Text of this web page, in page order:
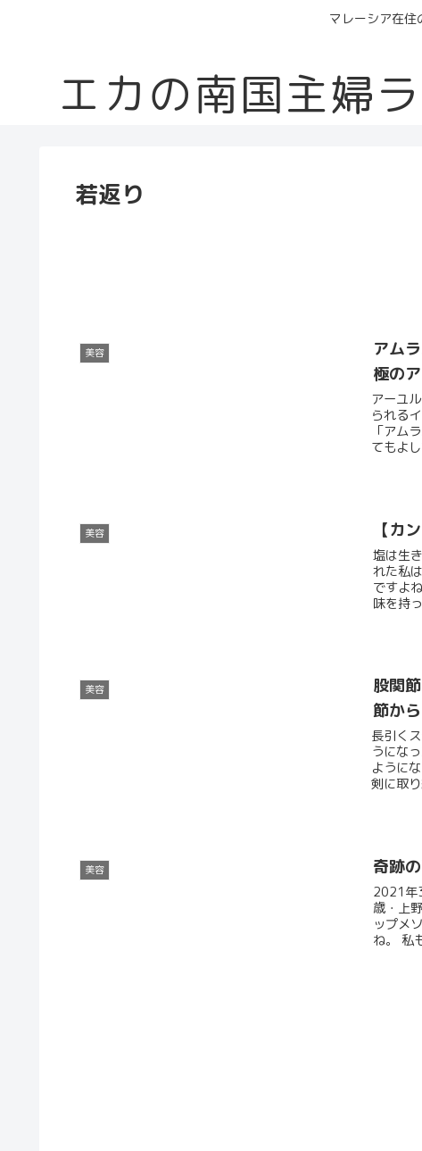
マレーシア在住
エカの南国主婦
若返り
美容
アム
極の
アーユ
られる
「アム
てもよ
美容 【カ
塩は生
れた私
ですよ
味を持
美容
股関
節から
長引く
うにな
ように
剣に取
美容 奇跡
2021年
歳・上
ップメ
ね。 私